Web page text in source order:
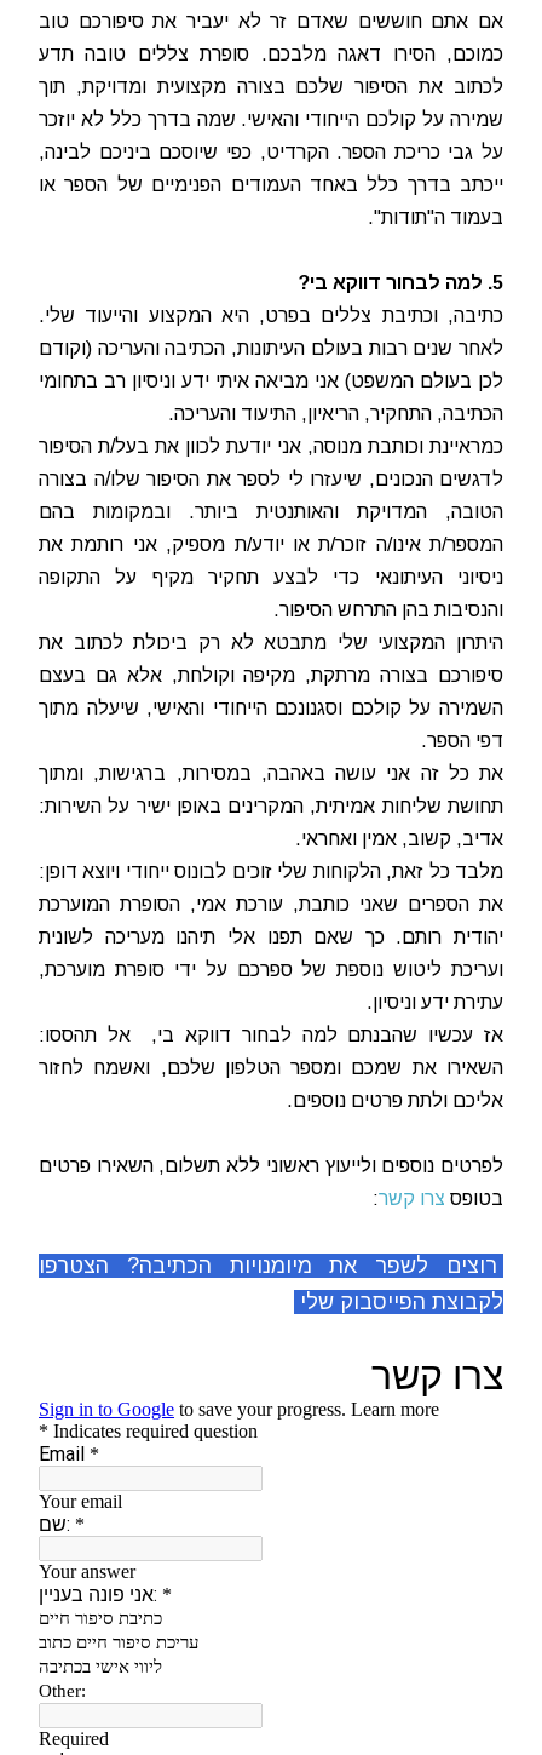
אם אתם חוששים שאדם זר לא יעביר את סיפורכם טוב
כמוכם, הסירו דאגה מלבכם. סופרת צללים טובה תדע
לכתוב את הסיפור שלכם בצורה מקצועית ומדויקת, תוך
שמירה על קולכם הייחודי והאישי. שמה בדרך כלל לא יוזכר
על גבי כריכת הספר. הקרדיט, כפי שיוסכם ביניכם לבינה,
ייכתב בדרך כלל באחד העמודים הפנימיים של הספר או
בעמוד ה"תודות".
5. למה לבחור דווקא בי?
כתיבה, וכתיבת צללים בפרט, היא המקצוע והייעוד שלי.
לאחר שנים רבות בעולם העיתונות, הכתיבה והעריכה (וקודם
לכן בעולם המשפט) אני מביאה איתי ידע וניסיון רב בתחומי
הכתיבה, התחקיר, הריאיון, התיעוד והעריכה.
כמראיינת וכותבת מנוסה, אני יודעת לכוון את בעל/ת הסיפור
לדגשים הנכונים, שיעזרו לי לספר את הסיפור שלו/ה בצורה
הטובה, המדויקת והאותנטית ביותר. ובמקומות בהם
המספר/ת אינו/ה זוכר/ת או יודע/ת מספיק, אני רותמת את
ניסיוני העיתונאי כדי לבצע תחקיר מקיף על התקופה
והנסיבות בהן התרחש הסיפור.
היתרון המקצועי שלי מתבטא לא רק ביכולת לכתוב את
סיפורכם בצורה מרתקת, מקיפה וקולחת, אלא גם בעצם
השמירה על קולכם וסגנונכם הייחודי והאישי, שיעלה מתוך
דפי הספר.
את כל זה אני עושה באהבה, במסירות, ברגישות, ומתוך
תחושת שליחות אמיתית, המקרינים באופן ישיר על השירות:
אדיב, קשוב, אמין ואחראי.
מלבד כל זאת, הלקוחות שלי זוכים לבונוס ייחודי ויוצא דופן:
את הספרים שאני כותבת, עורכת אמי, הסופרת המוערכת
יהודית רותם. כך שאם תפנו אלי תיהנו מעריכה לשונית
ועריכת ליטוש נוספת של ספרכם על ידי סופרת מוערכת,
עתירת ידע וניסיון.
אז עכשיו שהבנתם למה לבחור דווקא בי, אל תהססו:
השאירו את שמכם ומספר הטלפון שלכם, ואשמח לחזור
אליכם ולתת פרטים נוספים.
לפרטים נוספים ולייעוץ ראשוני ללא תשלום, השאירו פרטים
בטופס צרו קשר:
רוצים לשפר את מיומנויות הכתיבה? הצטרפו
לקבוצת הפייסבוק שלי